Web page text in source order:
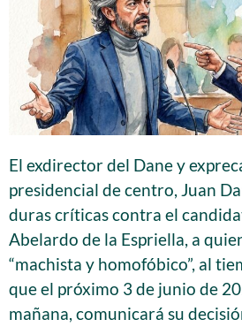
El exdirector del Dane y
presidencial de centro, Juan
duras críticas contra el
Abelardo de la Espriella, a
“machista y homofóbico”, al
que el próximo 3 de junio de
mañana, comunicará su